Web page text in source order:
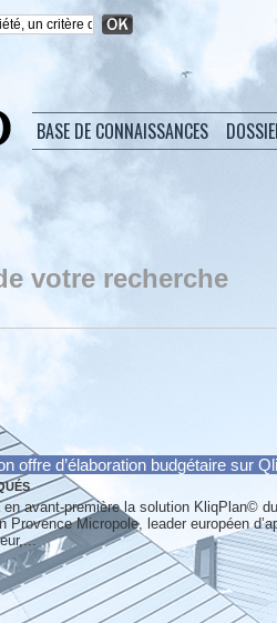
BASE DE CONNAISSANCES
votre recherche
offre d’élaboration budgétaire sur
en avant-première la solution KliqPlan©
Provence Micropole, leader européen